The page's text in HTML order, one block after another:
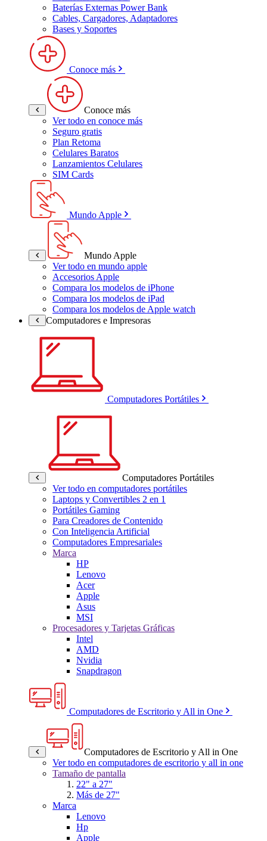
Baterías Externas Power Bank
Cables, Cargadores, Adaptadores
Bases y Soportes
Conoce más
Conoce más
Ver todo en conoce más
Seguro gratis
Plan Retoma
Celulares Baratos
Lanzamientos Celulares
SIM Cards
Mundo Apple
Mundo Apple
Ver todo en mundo apple
Accesorios Apple
Compara los modelos de iPhone
Compara los modelos de iPad
Compara los modelos de Apple watch
Computadores e Impresoras
Computadores Portátiles
Computadores Portátiles
Ver todo en computadores portátiles
Laptops y Convertibles 2 en 1
Portátiles Gaming
Para Creadores de Contenido
Con Inteligencia Artificial
Computadores Empresariales
Marca
HP
Lenovo
Acer
Apple
Asus
MSI
Procesadores y Tarjetas Gráficas
Intel
AMD
Nvidia
Snapdragon
Computadores de Escritorio y All in One
Computadores de Escritorio y All in One
Ver todo en computadores de escritorio y all in one
Tamaño de pantalla
22" a 27"
Más de 27"
Marca
Lenovo
Hp
Apple